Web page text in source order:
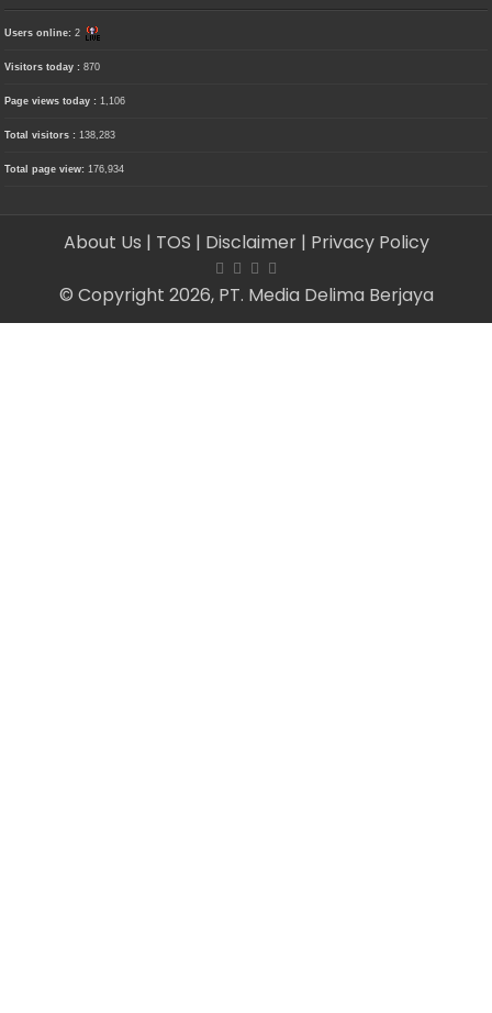
Users online:2
Visitors today :870
Page views today : 1,106
Total visitors : 138,283
Total page view: 176,934
About Us | TOS | Disclaimer | Privacy Policy
© Copyright 2026, PT. Media Delima Berjaya